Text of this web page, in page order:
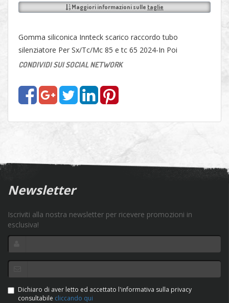
Maggiori informazioni sulle taglie
Gomma siliconica Innteck scarico raccordo tubo
silenziatore Per Sx/Tc/Mc 85 e tc 65 2024-In Poi
CONDIVIDI SUI SOCIAL NETWORK
Newsletter
Iscriviti alla nostra newsletter per ricevere promozioni in
esclusiva!
Dichiaro di aver letto ed accettato l'informativa sulla privacy
consultabile cliccando qui